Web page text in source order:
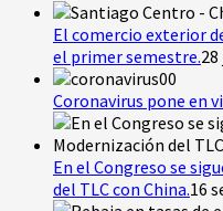
El comercio exterior
el primer semestre.
Coronavirus pone en
En el Congreso se
del TLC con China.16